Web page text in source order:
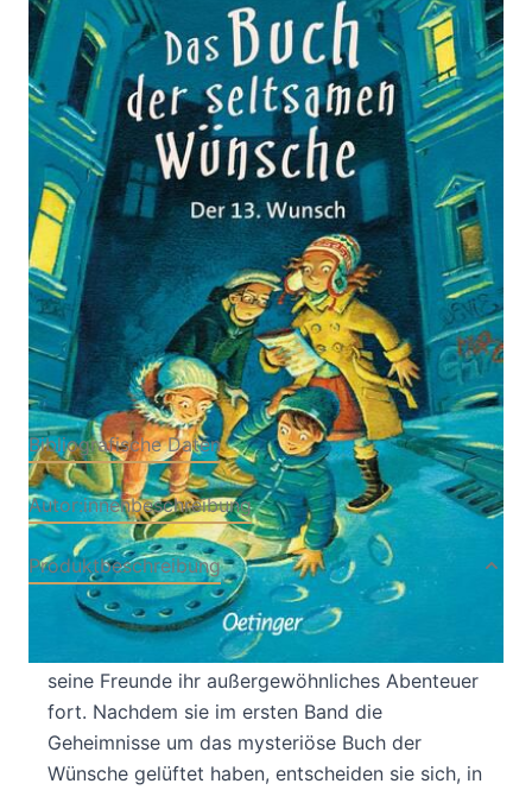
2. Der 13. Wunsch
Zur Wunschliste hinzufügen
VonAngie Westhoff
Verlag: Verlag Friedrich
Oetinger
18.04.2024
Buch 248 Seiten
Softcover
ISBN: 978-3-75120614-
3
Bibliografische Daten
Autor:innenbeschreibung
Produktbeschreibung
In "Das Buch der seltsamen Wünsche 2. Der 13.
Wunsch" von Angie Westhoff setzen Flint und
seine Freunde ihr außergewöhnliches Abenteuer
fort. Nachdem sie im ersten Band die
Geheimnisse um das mysteriöse Buch der
Wünsche gelüftet haben, entscheiden sie sich, in